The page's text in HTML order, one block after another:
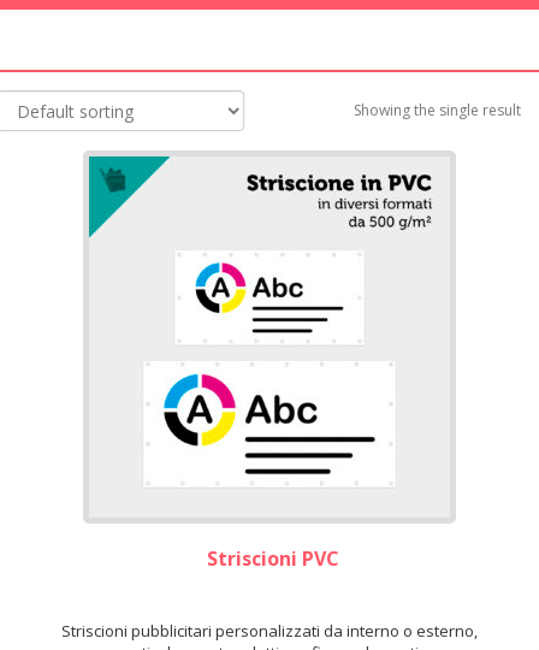
Showing the single result
Striscioni PVC
Striscioni pubblicitari personalizzati da interno o esterno,